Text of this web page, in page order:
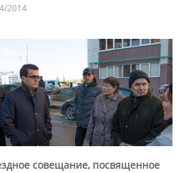
2014
совещание, посвященное